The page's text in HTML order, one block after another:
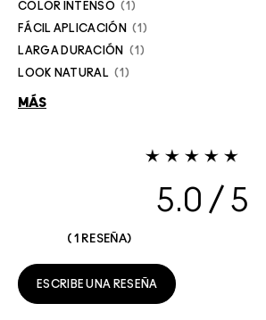
COLOR INTENSO 1
FÁCIL APLICACIÓN 1
LARGA DURACIÓN 1
LOOK NATURAL 1
MÁS
5.0
1 RESEÑA
ESCRIBE UNA RESEÑA